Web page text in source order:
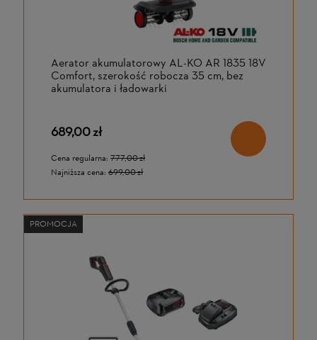
Aerator akumulatorowy AL-KO AR 1835 18V
Comfort, szerokość robocza 35 cm, bez
akumulatora i ładowarki
689,00 zł
Cena regularna: 777,00 zł
Najniższa cena: 699,00 zł
PROMOCJA